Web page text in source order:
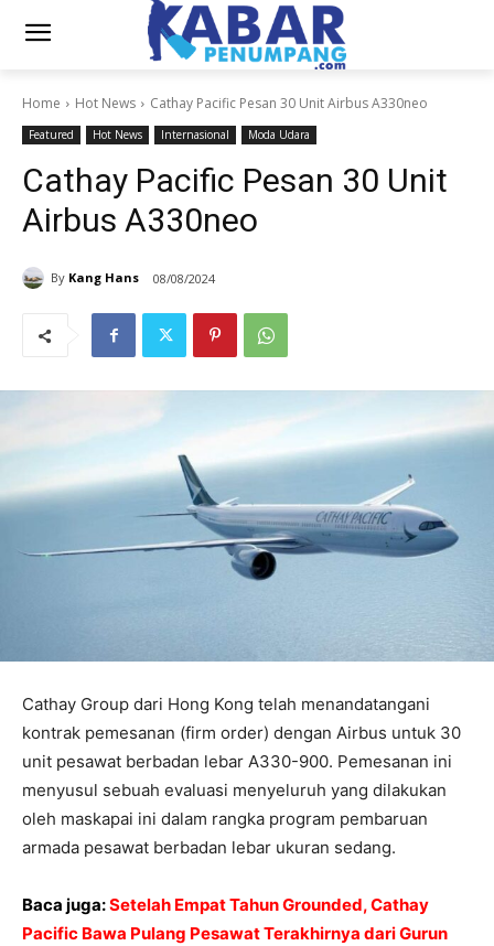
Home Hot News Cathay Pacific Pesan 30 Unit Airbus A330neo
Featured Hot News Internasional Moda Udara
Cathay Pacific Pesan 30 Unit
Airbus A330neo
By Kang Hans 08/08/2024
Cathay Group dari Hong Kong telah menandatangani
kontrak pemesanan (firm order) dengan Airbus untuk 30
unit pesawat berbadan lebar A330-900. Pemesanan ini
menyusul sebuah evaluasi menyeluruh yang dilakukan
oleh maskapai ini dalam rangka program pembaruan
armada pesawat berbadan lebar ukuran sedang.
Baca juga:Setelah Empat Tahun Grounded, Cathay
Pacific Bawa Pulang Pesawat Terakhirnya dari Gurun